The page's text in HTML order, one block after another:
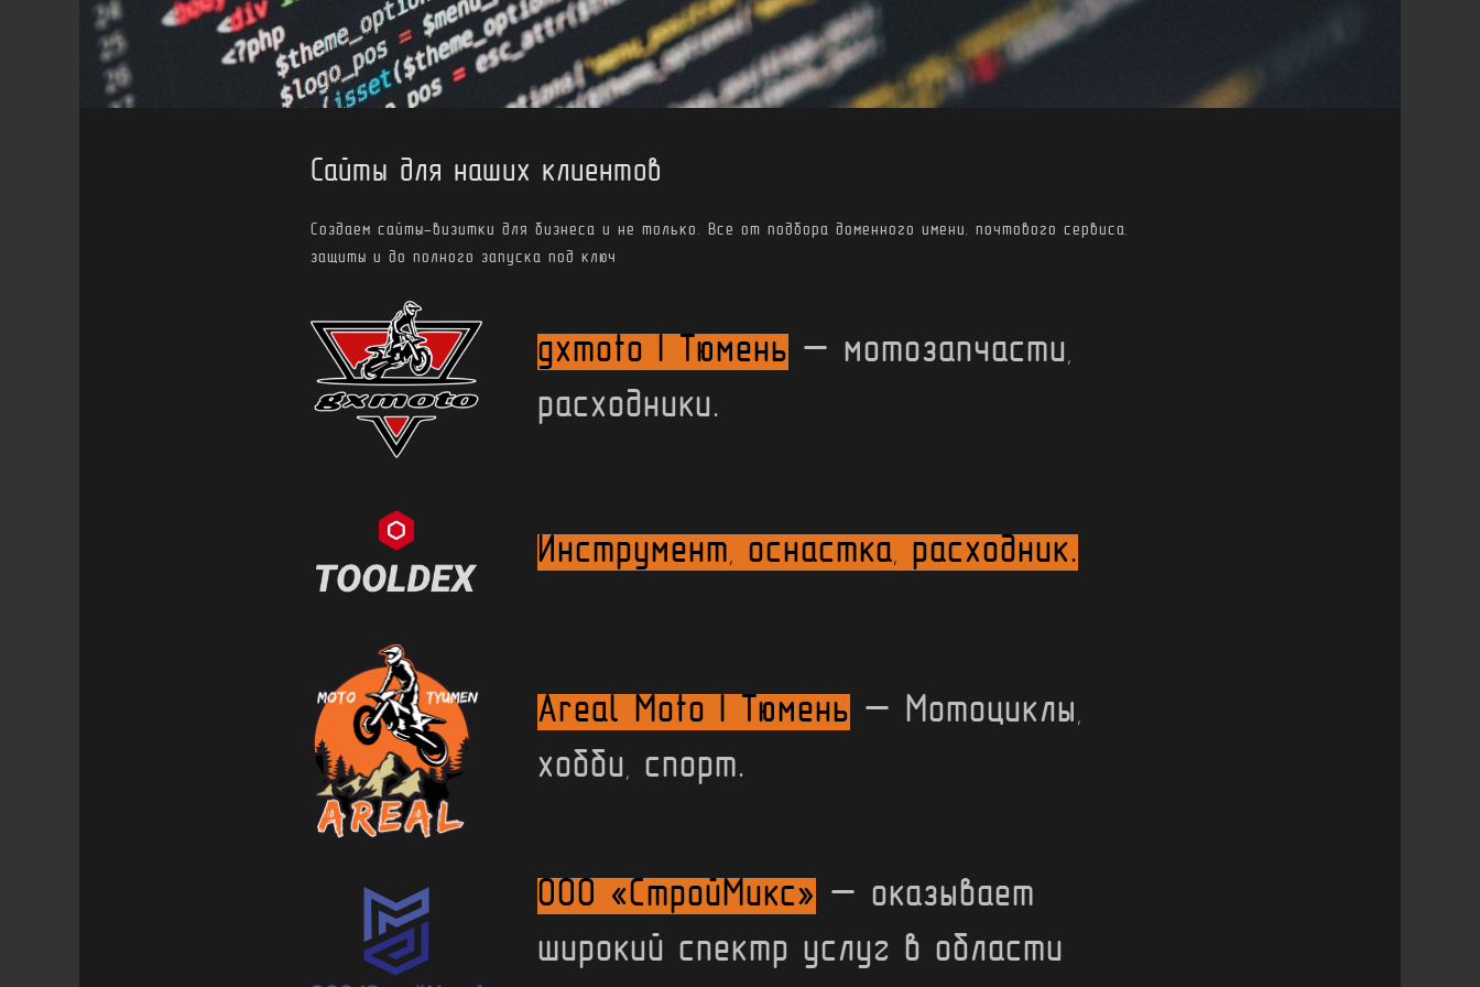
Сайты для наших клиентов
Создаем сайты-визитки для бизнеса и не только. Все от подбора доменного имени, почтового сервиса,
защиты и до полного запуска под ключ
gxmoto | Тюмень — мотозапчасти,
расходники.
Инструмент, оснастка, расходник.
Areal Moto | Тюмень — Мотоциклы,
хобби, спорт.
ООО «СтройМикс» — оказывает
широкий спектр услуг в области